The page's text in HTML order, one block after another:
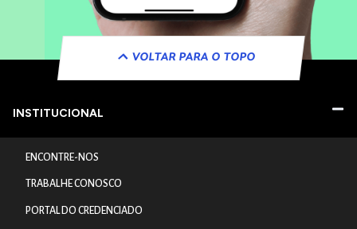
VOLTAR PARA O TOPO
INSTITUCIONAL
ENCONTRE-NOS
TRABALHE CONOSCO
PORTAL DO CREDENCIADO